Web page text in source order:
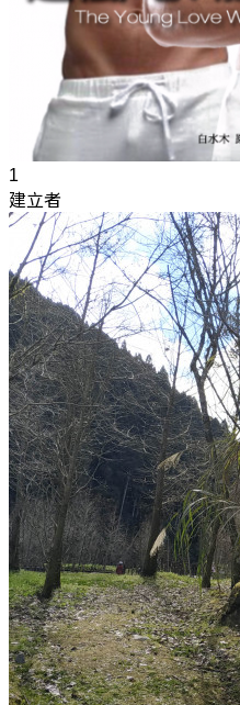
1
建立者